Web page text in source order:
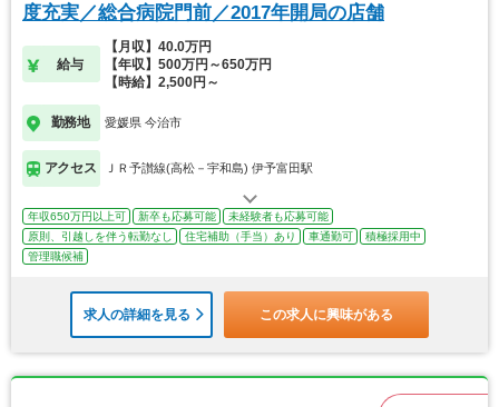
度充実／総合病院門前／2017年開局の店舗
給与
【月収】40.0万円
【年収】500万円～650万円
【時給】2,500円～
勤務地 愛媛県 今治市
アクセス ＪＲ予讃線(高松－宇和島) 伊予富田駅
年収650万円以上可 新卒も応募可能
未経験者も応募可能
原則、引越しを伴う転勤なし
住宅補助（手当）あり 車通勤可
積極採用中
管理職候補
求人の詳細を見る この求人に興味がある